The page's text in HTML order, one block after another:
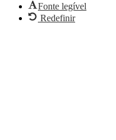
Fonte legível
Redefinir